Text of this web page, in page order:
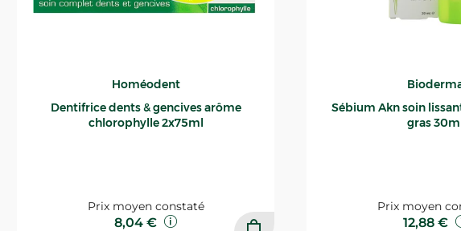
Homéodent
Dentifrice dents & gencives arôme
chlorophylle 2x75ml
Prix moyen constaté
8,04 €
Sébium Akn soin lissant
gras
Prix moyen
12,88 €